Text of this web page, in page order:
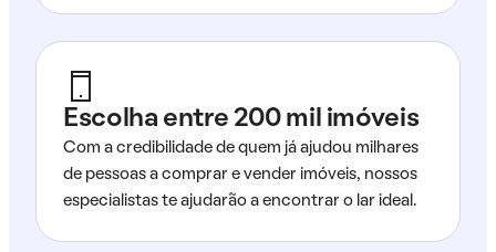
Escolha entre 200 mil imóveis
Com a credibilidade de quem já ajudou milhares
de pessoas a comprar e vender imóveis, nossos
especialistas te ajudarão a encontrar o lar ideal.